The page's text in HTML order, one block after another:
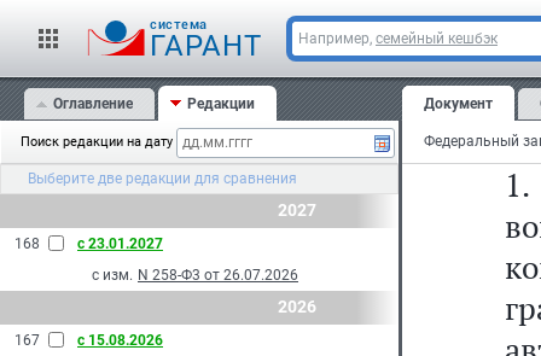
cистема
ГАРАНТ Например, семейный кешбэк
Оглавление Редакции
Поиск редакции на дату
Выберите две редакции для сравнения
2027
168
с 23.01.2027
с изм. N 258-Ф3 от 26.07.2026
2026
167
с 15.08.2026
Документ